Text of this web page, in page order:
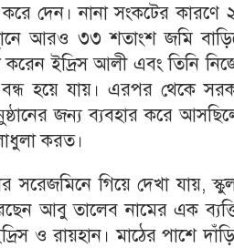
দেন। নানা সংকটের কারণে
আরও ৩৩ শতাংশ জমি
করেন ইদ্রিস আলী এবং তিনি
হয়ে যায়। এরপর থেকে
জন্য ব্যবহার করে
করত।
সরেজমিনে গিয়ে দেখা যায়,
আবু তালেব নামের এক
ও রায়হান। মাঠের পাশে